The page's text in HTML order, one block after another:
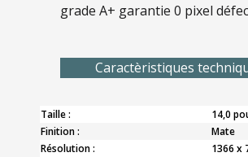
grade A+ garantie 0 pixel
Caractèristiques
Taille :
14,0
Finition :
Mate
Résolution :
1366 x